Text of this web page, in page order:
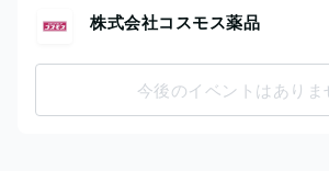
株式会社コスモス薬品
今後のイベントはありま